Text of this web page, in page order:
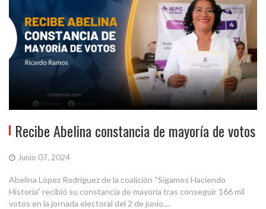
Recibe Abelina constancia de mayoría de votos
Junio 07, 2024
Abelina López Rodríguez de la coalición “Sigamos Haciendo
Historia” recibió su constancia de mayoría tras conseguir 166 mil
votos en la jornada electoral del 2 de junio....